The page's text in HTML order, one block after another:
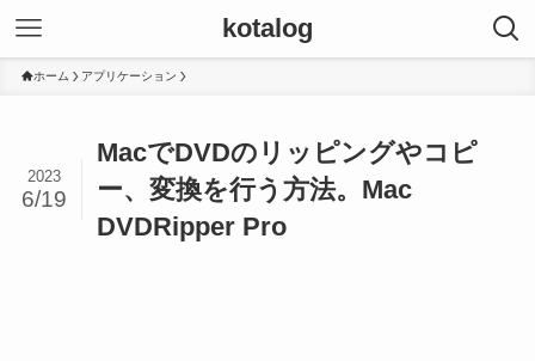
kotalog
ホーム アプリケーション
MacでDVDのリッピングやコピ
ー、変換を行う方法。Mac
DVDRipper Pro
2023
6/19